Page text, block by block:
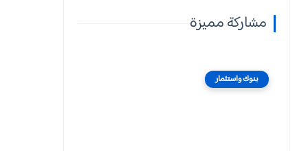
مشاركة مميزة
بنوك واستثمار